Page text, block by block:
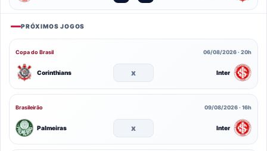
PRÓXIMOS JOGOS
Copa do Brasil 06/08/2026 · 20h
Corinthians x Inter
Brasileirão 09/08/2026 · 16h
Palmeiras x Inter